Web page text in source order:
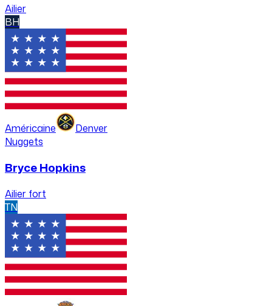
Ailier
BH
Américaine
Denver
Nuggets
Bryce Hopkins
Ailier fort
TN